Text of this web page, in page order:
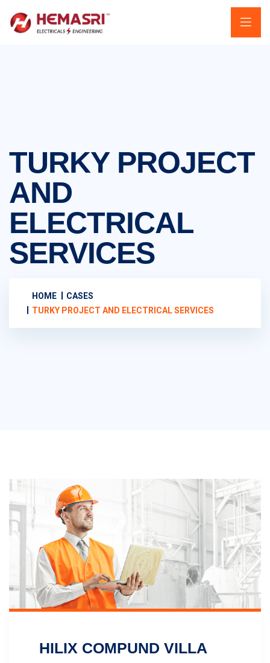
TURKY PROJECT
AND
ELECTRICAL
SERVICES
HOME
CASES
TURKY PROJECT AND ELECTRICAL SERVICES
HILIX COMPUND VILLA